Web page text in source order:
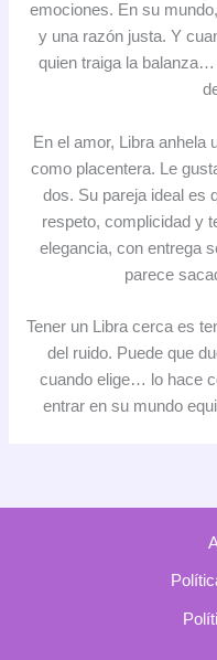
emociones. En su
y una razón justa. Y
quien traiga la
En el amor, Libra anhela
como placentera. Le
dos. Su pareja ideal es
respeto, complicidad y
elegancia, con entrega
parece
Tener un Libra cerca es
del ruido. Puede que
cuando elige… lo hace
entrar en su mundo